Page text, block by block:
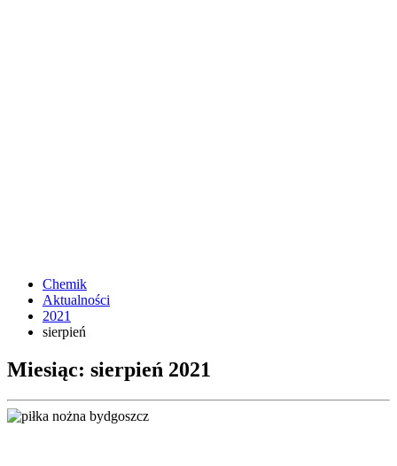
Chemik
Aktualności
2021
sierpień
Miesiąc: sierpień 2021